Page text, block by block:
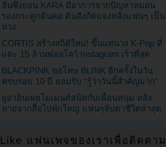
ฮันซึงยอน KARA มีอาการจากปัญหาหมอน
รองกระดูกต้นคอ ต้นสังกัดแจงหลังแฟนๆ เป็น
ห่วง
CORTIS สร้างสถิติใหม่! ขึ้นแท่นวง K-Pop ที่
แตะ 15 ล้านฟอลโลว์ Instagram เร็วที่สุด
BLACKPINK ขอโทษ BLINK อีกครั้งในวัน
ครบรอบ 10 ปี ยอมรับ “รู้ว่าวันนี้สำคัญมาก”
ยูอาอินเผยโมเมนต์สนิทกับเพื่อนหนุ่ม หลัง
หายจากสื่อไปพักใหญ่ แฟนๆจับตาชีวิตล่าสุด
Like แฟนเพจของเราเพื่อติดตาม